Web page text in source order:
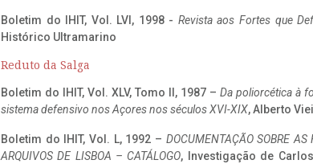
Boletim do IHIT, Vol. LVI, 1998 - Revista aos Fortes que
Histórico Ultramarino
Reduto da Salga
Boletim do IHIT, Vol. XLV, Tomo II, 1987 – Da poliorcética à
sistema defensivo nos Açores nos séculos XVI-XIX, Alberto
Boletim do IHIT, Vol. L, 1992 – DOCUMENTAÇÃO SOBRE AS
ARQUIVOS DE LISBOA – CATÁLOGO, Investigação de